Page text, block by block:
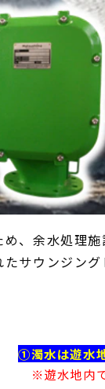
、余水処理施
サウンジング
①濁水は遊水
※遊水地内